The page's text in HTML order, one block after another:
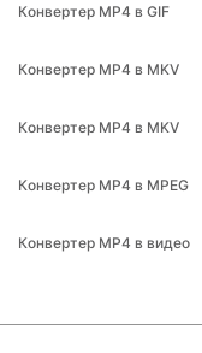
Конвертер MP4 в GIF
Конвертер MP4 в MKV
Конвертер MP4 в MKV
Конвертер MP4 в MPEG
Конвертер MP4 в видео